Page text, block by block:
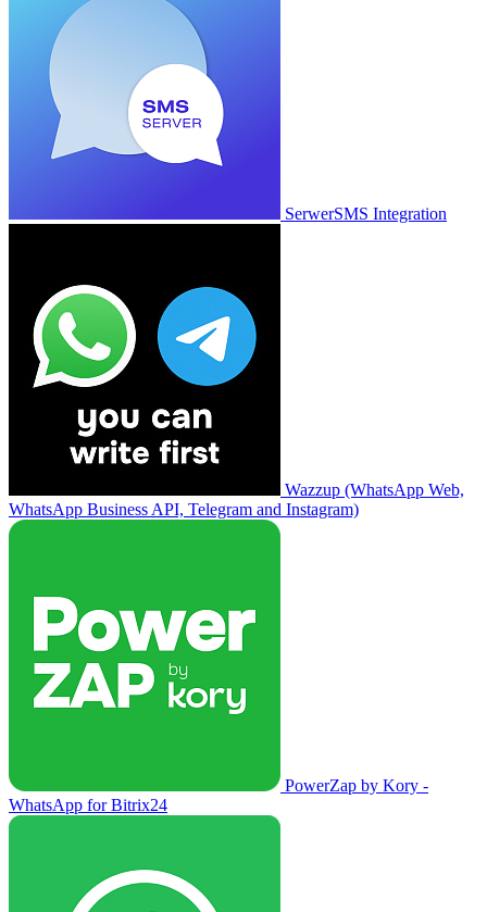
SerwerSMS Integration
Wazzup (WhatsApp Web,
WhatsApp Business API, Telegram and Instagram)
PowerZap by Kory -
WhatsApp for Bitrix24